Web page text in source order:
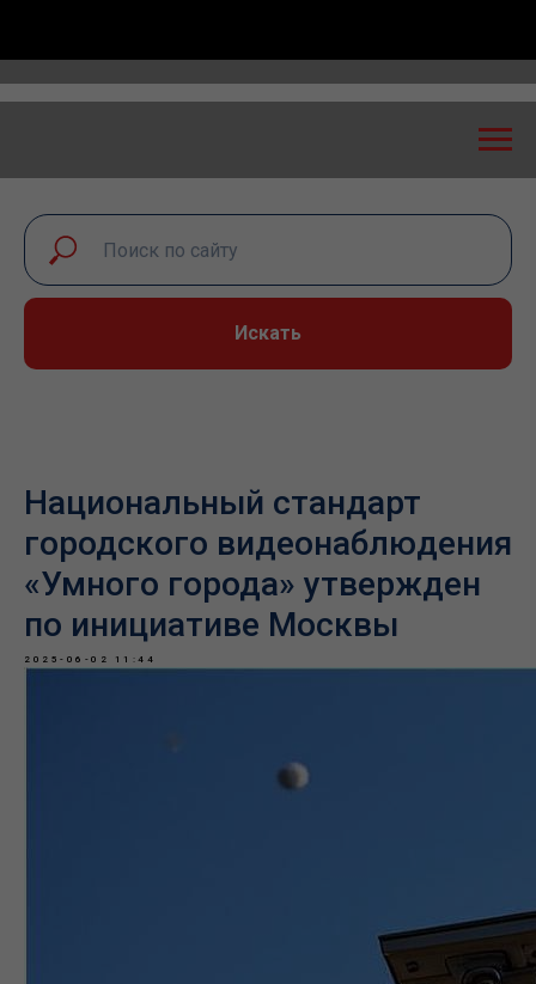
Искать
Национальный стандарт
городского видеонаблюдения
«Умного города» утвержден
по инициативе Москвы
2025-06-02 11:44